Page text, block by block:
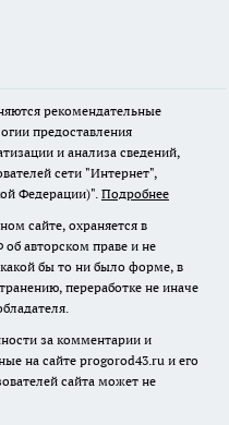
рекомендательные
предоставления
и анализа сведений,
сети "Интернет",
Федерации)". Подробнее
сайте, охраняется в
об авторском праве и не
бы то ни было форме, в
переработке не иначе
за комментарии и
на сайте progorod43.ru и его
сайта может не